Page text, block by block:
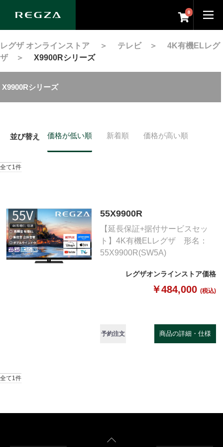
0
レグザ オンラインストア ＞ テレビ＞ 4K有機ELレグ
ザ＞ X9900Rシリーズ
X9900Rシリーズ
並び替え 価格が低い順 新着順 価格が高い順
全て1件
55X9900R
【延長保証+据付サービスセッ
ト】4K有機ELレグザ 形名：
55X9900R(SW5A)
レグザオンラインストア価格
￥484,000 (税込)
予約注文 商品の詳細・仕様
全て1件